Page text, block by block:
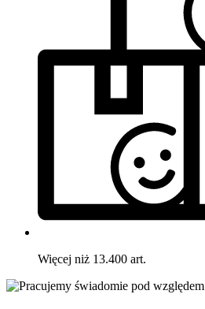
Więcej niż 13.400 art.